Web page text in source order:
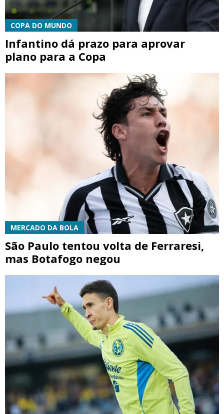
COPA DO MUNDO
Infantino dá prazo para aprovar
plano para a Copa
MERCADO DA BOLA
São Paulo tentou volta de Ferraresi,
mas Botafogo negou